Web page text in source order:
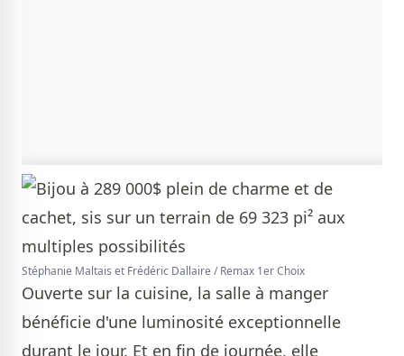
Stéphanie Maltais et Frédéric Dallaire / Remax 1er Choix
Ouverte sur la cuisine, la salle à manger
bénéficie d'une luminosité exceptionnelle
durant le jour. Et en fin de journée, elle